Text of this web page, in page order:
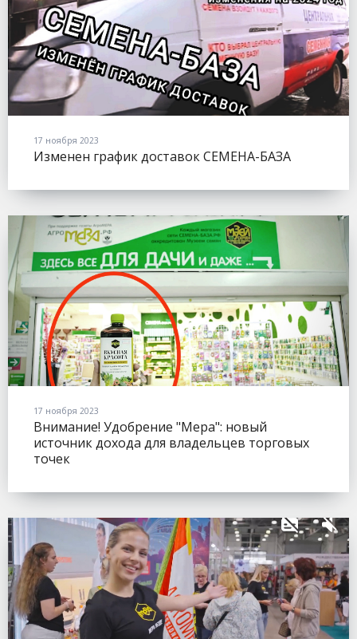
17 ноября 2023
Изменен график доставок СЕМЕНА-БАЗА
17 ноября 2023
Внимание! Удобрение "Мера": новый
источник дохода для владельцев торговых
точек